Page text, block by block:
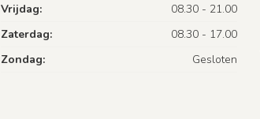
Vrijdag:
08.30 - 21.00
Zaterdag:
08.30 - 17.00
Zondag:
Gesloten